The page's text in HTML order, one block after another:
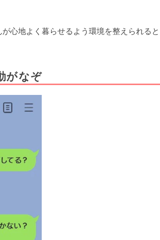
心地よく暮らせるよう環境を整えられると
がなぞ